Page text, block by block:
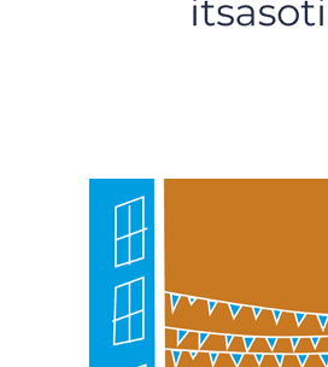
duten interes legitimoa eta horren
zure baimena Cookieen
Webgune honek cookie propioak
fitxategiak erabiltzen ditu. Zure
zerbitzuak hobetzeko asmoz,
baliatzen gara. Ohar hau onartuz